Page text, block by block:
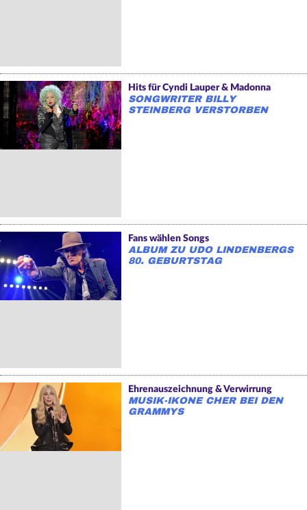
Hits für Cyndi Lauper & Madonna
SONGWRITER BILLY
STEINBERG VERSTORBEN
Fans wählen Songs
ALBUM ZU UDO LINDENBERGS
80. GEBURTSTAG
Ehrenauszeichnung & Verwirrung
MUSIK-IKONE CHER BEI DEN
GRAMMYS